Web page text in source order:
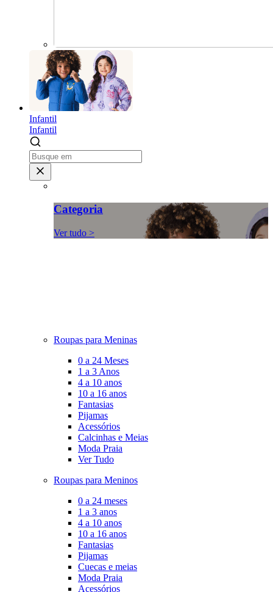
Infantil
Infantil
Categoria
Ver tudo >
Roupas para Meninas
0 a 24 Meses
1 a 3 Anos
4 a 10 anos
10 a 16 anos
Fantasias
Pijamas
Acessórios
Calcinhas e Meias
Moda Praia
Ver Tudo
Roupas para Meninos
0 a 24 meses
1 a 3 anos
4 a 10 anos
10 a 16 anos
Fantasias
Pijamas
Cuecas e meias
Moda Praia
Acessórios